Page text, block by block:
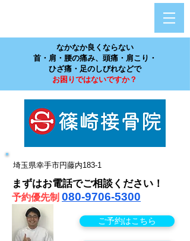
​なかなか良くならない
首・肩・腰の痛み、頭痛・肩こり・
ひざ痛・足のしびれなどで
お困りではないですか？
埼玉県幸手市円藤内183-1
まずはお電話でご相談ください！
予約優先制 080-9706‐5300
ご予約はこちら